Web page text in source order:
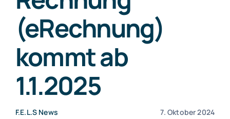
TEAM
KONTAKT
(eRechnung)
kommt ab
1.1.2025
F.E.L.S News 7. Oktober 2024